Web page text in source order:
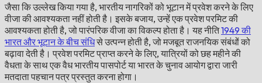
जैसा कि उल्लेख किया गया है, भारतीय नागरिकों को भूटान में प्रवेश करने के लिए
वीजा की आवश्यकता नहीं होती है। इसके बजाय, उन्हें एक प्रवेश परमिट की
आवश्यकता होती है, जो पारंपरिक वीजा का विकल्प होता है। यह नीति1949 की
भारत और भूटान के बीच संधिसे उत्पन्न होती है, जो मजबूत राजनयिक संबंधों को
बढ़ावा देती है। प्रवेश परमिट प्राप्त करने के लिए, यात्रियों को छह महीने की
वैधता के साथ एक वैध भारतीय पासपोर्ट या भारत के चुनाव आयोग द्वारा जारी
मतदाता पहचान पत्र प्रस्तुत करना होगा।